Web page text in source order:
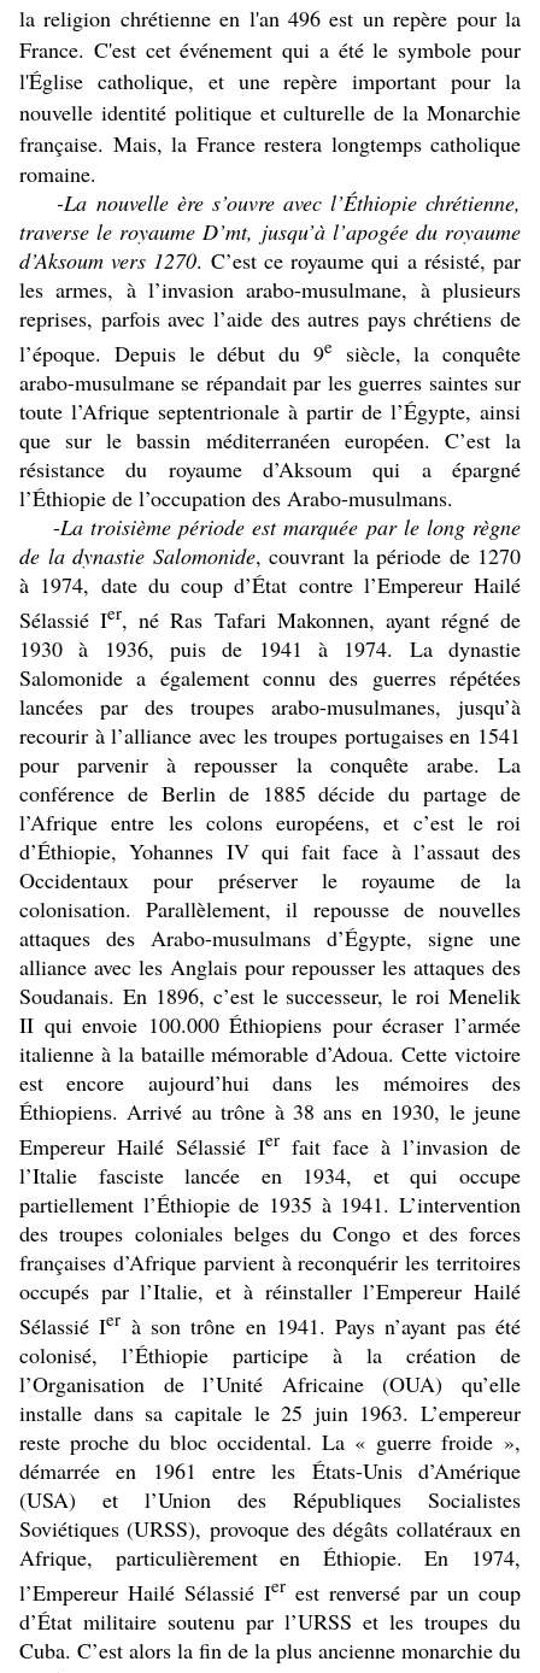
la religion chrétienne en l'an 496 est un repère pour la
France. C'est cet événement qui a été le symbole pour
l'Église catholique, et une repère important pour la
nouvelle identité politique et culturelle de la Monarchie
française. Mais, la France restera longtemps catholique
romaine.
-La nouvelle ère s’ouvre avec l’Éthiopie chrétienne,
traverse le royaume D’mt, jusqu’à l’apogée du royaume
d’Aksoum vers 1270. C’est ce royaume qui a résisté, par
les armes, à l’invasion arabo-musulmane, à plusieurs
reprises, parfois avec l’aide des autres pays chrétiens de
l’époque. Depuis le début du 9esiècle, la conquête
arabo-musulmane se répandait par les guerres saintes sur
toute l’Afrique septentrionale à partir de l’Égypte, ainsi
que sur le bassin méditerranéen européen. C’est la
résistance du royaume d’Aksoum qui a épargné
l’Éthiopie de l’occupation des Arabo-musulmans.
-La troisième période est marquée par le long règne
de la dynastie Salomonide, couvrant la période de 1270
à 1974, date du coup d’État contre l’Empereur Hailé
Sélassié Ier, né Ras Tafari Makonnen, ayant régné de
1930 à 1936, puis de 1941 à 1974. La dynastie
Salomonide a également connu des guerres répétées
lancées par des troupes arabo-musulmanes, jusqu’à
recourir à l’alliance avec les troupes portugaises en 1541
pour parvenir à repousser la conquête arabe. La
conférence de Berlin de 1885 décide du partage de
l’Afrique entre les colons européens, et c’est le roi
d’Éthiopie, Yohannes IV qui fait face à l’assaut des
Occidentaux pour préserver le royaume de la
colonisation. Parallèlement, il repousse de nouvelles
attaques des Arabo-musulmans d’Égypte, signe une
alliance avec les Anglais pour repousser les attaques des
Soudanais. En 1896, c’est le successeur, le roi Menelik
II qui envoie 100.000 Éthiopiens pour écraser l’armée
italienne à la bataille mémorable d’Adoua. Cette victoire
est encore aujourd’hui dans les mémoires des
Éthiopiens. Arrivé au trône à 38 ans en 1930, le jeune
Empereur Hailé Sélassié Ier fait face à l’invasion de
l’Italie fasciste lancée en 1934, et qui occupe
partiellement l’Éthiopie de 1935 à 1941. L’intervention
des troupes coloniales belges du Congo et des forces
françaises d’Afrique parvient à reconquérir les territoires
occupés par l’Italie, et à réinstaller l’Empereur Hailé
Sélassié Ier à son trône en 1941. Pays n’ayant pas été
colonisé, l’Éthiopie participe à la création de
l’Organisation de l’Unité Africaine (OUA) qu’elle
installe dans sa capitale le 25 juin 1963. L’empereur
reste proche du bloc occidental. La « guerre froide »,
démarrée en 1961 entre les États-Unis d’Amérique
(USA) et l’Union des Républiques Socialistes
Soviétiques (URSS), provoque des dégâts collatéraux en
Afrique, particulièrement en Éthiopie. En 1974,
l’Empereur Hailé Sélassié Ier est renversé par un coup
d’État militaire soutenu par l’URSS et les troupes du
Cuba. C’est alors la fin de la plus ancienne monarchie du